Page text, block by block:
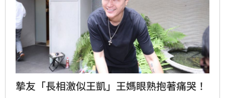
摯友「長相激似王凱」王媽眼熟抱著痛哭！